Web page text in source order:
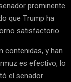
prominente
que Trump ha
satisfactorio.
contenidas, y han
es efectivo, lo
el senador